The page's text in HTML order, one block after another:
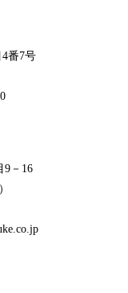
番7号
9－16